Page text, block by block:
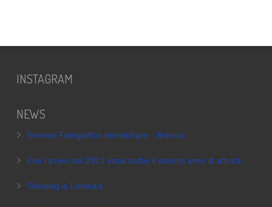
INSTAGRAM
NEWS
Servizio Fotografico Immobiliare – Brescia
Con l’arrivo del 2021 inizia anche il decimo anno di attività
Shooting in Limonaia